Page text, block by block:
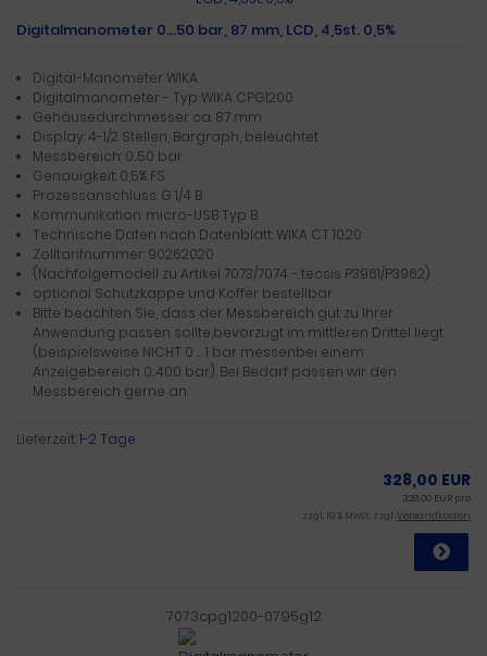
Digitalmanometer 0...50 bar, 87 mm, LCD, 4,5st. 0,5%
Digital-Manometer WIKA
Digitalmanometer - Typ WIKA CPG1200
Gehäusedurchmesser ca. 87 mm
Display: 4-1/2 Stellen, Bargraph, beleuchtet
Messbereich: 0...50 bar
Genauigkeit: 0,5% FS
Prozessanschluss: G 1/4 B
Kommunikation: micro-USB Typ B
Technische Daten nach Datenblatt: WIKA CT 10.20
Zolltarifnummer: 90262020
(Nachfolgemodell zu Artikel 7073/7074 - tecsis P3961/P3962)
optional Schutzkappe und Koffer bestellbar
Bitte beachten Sie, dass der Messbereich gut zu Ihrer
Anwendung passen sollte,bevorzugt im mittleren Drittel liegt
(beispielsweise NICHT 0 … 1 bar messenbei einem
Anzeigebereich 0...400 bar). Bei Bedarf passen wir den
Messbereich gerne an.
Lieferzeit:1-2 Tage
328,00 EUR
328,00 EUR pro
zzgl. 19 % MwSt. zzgl.Versandkosten
7073cpg1200-0795g12